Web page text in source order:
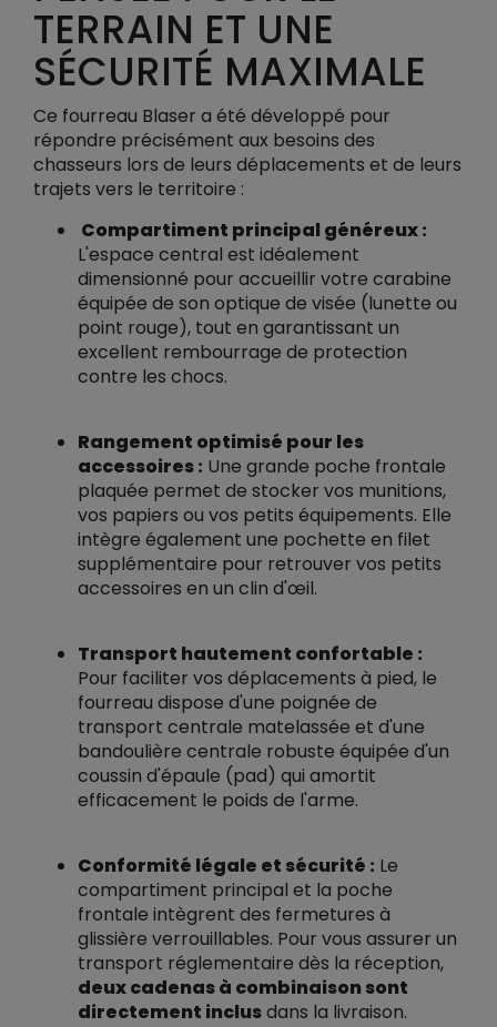
TERRAIN ET UNE
SÉCURITÉ MAXIMALE
Ce fourreau Blaser a été développé pour
répondre précisément aux besoins des
chasseurs lors de leurs déplacements et de leurs
trajets vers le territoire :
Compartiment principal généreux :
L'espace central est idéalement
dimensionné pour accueillir votre carabine
équipée de son optique de visée (lunette ou
point rouge), tout en garantissant un
excellent rembourrage de protection
contre les chocs.
Rangement optimisé pour les
accessoires : Une grande poche frontale
plaquée permet de stocker vos munitions,
vos papiers ou vos petits équipements. Elle
intègre également une pochette en filet
supplémentaire pour retrouver vos petits
accessoires en un clin d'œil.
Transport hautement confortable :
Pour faciliter vos déplacements à pied, le
fourreau dispose d'une poignée de
transport centrale matelassée et d'une
bandoulière centrale robuste équipée d'un
coussin d'épaule (pad) qui amortit
efficacement le poids de l'arme.
Conformité légale et sécurité : Le
compartiment principal et la poche
frontale intègrent des fermetures à
glissière verrouillables. Pour vous assurer un
transport réglementaire dès la réception,
deux cadenas à combinaison sont
directement inclusdans la livraison.